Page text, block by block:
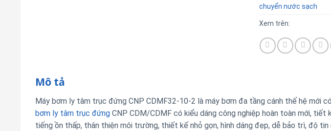
chuyển nước sạch
Xem trên:
Mô tả
Máy bơm ly tâm trục đứng CNP CDMF32-10-2 là máy bơm đa tầng cánh thế hệ mới
bơm ly tâm trục đứng CNP CDM/CDMF có kiểu dáng công nghiệp hoàn toàn mới, tiết
tiếng ồn thấp, thân thiện môi trường, thiết kế nhỏ gọn, hình dáng đẹp, dễ bảo trì, độ